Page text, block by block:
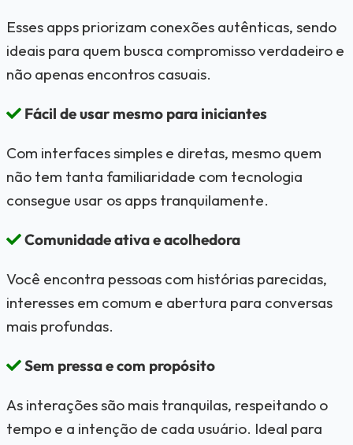
Esses apps priorizam conexões autênticas, sendo
ideais para quem busca compromisso verdadeiro e
não apenas encontros casuais.
Fácil de usar mesmo para iniciantes
Com interfaces simples e diretas, mesmo quem
não tem tanta familiaridade com tecnologia
consegue usar os apps tranquilamente.
Comunidade ativa e acolhedora
Você encontra pessoas com histórias parecidas,
interesses em comum e abertura para conversas
mais profundas.
Sem pressa e com propósito
As interações são mais tranquilas, respeitando o
tempo e a intenção de cada usuário. Ideal para